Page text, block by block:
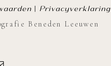
| Privacyverklaring
Beneden Leeuwen